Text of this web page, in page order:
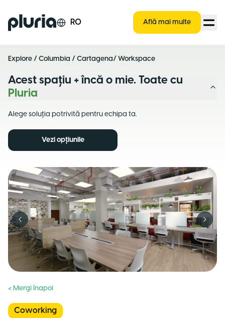
Logo Pluria RO Află mai multe
Explore / Columbia / Cartagena/ Workspace
Acest spațiu + încă o mie. Toate cu
Pluria
Alege soluția potrivită pentru echipa ta.
Vezi opțiunile
Previous slide Next
< Mergi înapoi
Coworking